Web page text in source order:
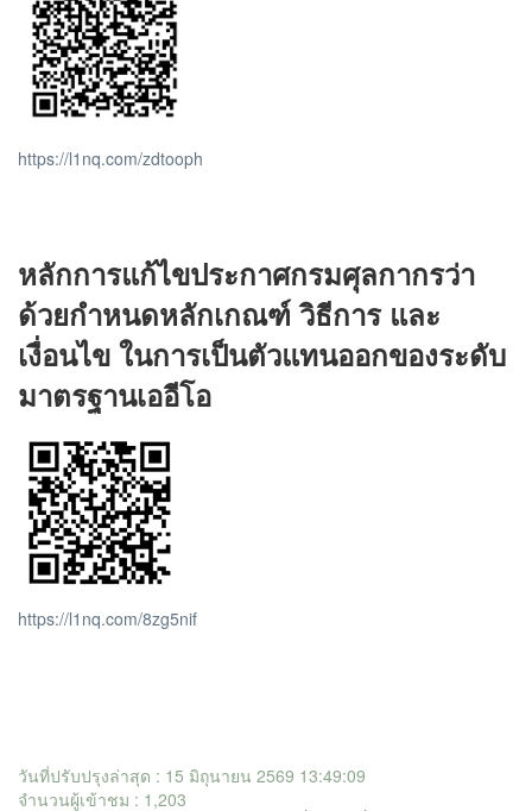
https://l1nq.com/zdtooph
หลักการแก้ไขประกาศกรมศุลกากรว่า
ด้วยกำหนดหลักเกณฑ์ วิธีการ และ
เงื่อนไข ในการเป็นตัวแทนออกของระดับ
มาตรฐานเออีโอ
https://l1nq.com/8zg5nif
วันที่ปรับปรุงล่าสุด : 15 มิถุนายน 2569 13:49:09
จำนวนผู้เข้าชม : 1,203